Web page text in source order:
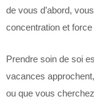
de vous d’abord,
concentration et
Prendre soin de soi
vacances
ou que vous